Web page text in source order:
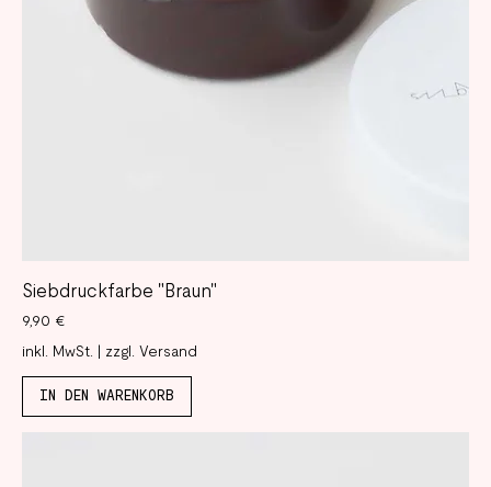
Siebdruckfarbe "Braun"
Preis
9,90 €
inkl. MwSt. zzgl. Versand
IN DEN WARENKORB